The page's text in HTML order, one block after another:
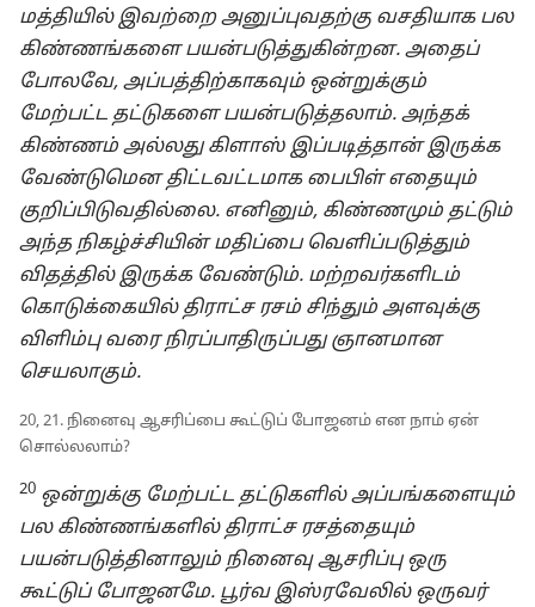
மத்தியில் இவற்றை அனுப்புவதற்கு வசதியாக பல
கிண்ணங்களை பயன்படுத்துகின்றன. அதைப்
போலவே, அப்பத்திற்காகவும் ஒன்றுக்கும்
மேற்பட்ட தட்டுகளை பயன்படுத்தலாம். அந்தக்
கிண்ணம் அல்லது கிளாஸ் இப்படித்தான் இருக்க
வேண்டுமென திட்டவட்டமாக பைபிள் எதையும்
குறிப்பிடுவதில்லை. எனினும், கிண்ணமும் தட்டும்
அந்த நிகழ்ச்சியின் மதிப்பை வெளிப்படுத்தும்
விதத்தில் இருக்க வேண்டும். மற்றவர்களிடம்
கொடுக்கையில் திராட்ச ரசம் சிந்தும் அளவுக்கு
விளிம்பு வரை நிரப்பாதிருப்பது ஞானமான
செயலாகும்.
20, 21. நினைவு ஆசரிப்பை கூட்டுப் போஜனம் என நாம் ஏன்
சொல்லலாம்?
20 ஒன்றுக்கு மேற்பட்ட தட்டுகளில் அப்பங்களையும்
பல கிண்ணங்களில் திராட்ச ரசத்தையும்
பயன்படுத்தினாலும் நினைவு ஆசரிப்பு ஒரு
கூட்டுப் போஜனமே. பூர்வ இஸ்ரவேலில் ஒருவர்